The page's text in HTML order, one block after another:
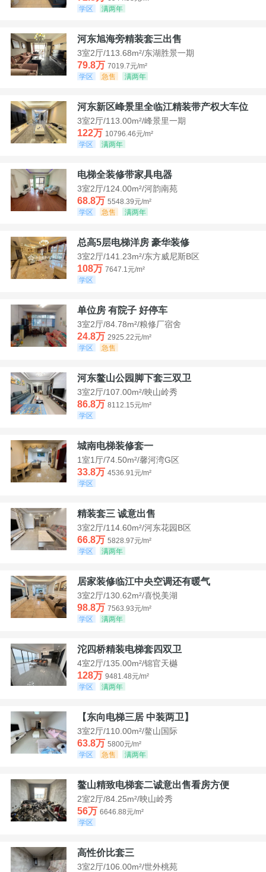
学区
满两年
河东旭海旁精装套三出售
3室2厅/113.68m²/东湖胜景一期
79.8万 7019.7元/m²
学区
急售 满两年
河东新区峰景里全临江精装带产权大车位
3室2厅/113.00m²/峰景里一期
122万 10796.46元/m²
学区
满两年
电梯全装修带家具电器
3室2厅/124.00m²/河韵南苑
68.8万 5548.39元/m²
学区
急售 满两年
总高5层电梯洋房 豪华装修
3室2厅/141.23m²/东方威尼斯B区
108万 7647.1元/m²
学区
单位房 有院子 好停车
3室2厅/84.78m²/粮修厂宿舍
24.8万 2925.22元/m²
学区
急售
河东鳌山公园脚下套三双卫
3室2厅/107.00m²/映山岭秀
86.8万 8112.15元/m²
学区
城南电梯装修套一
1室1厅/74.50m²/馨河湾G区
33.8万 4536.91元/m²
学区
精装套三 诚意出售
3室2厅/114.60m²/河东花园B区
66.8万 5828.97元/m²
学区
满两年
居家装修临江中央空调还有暖气
3室2厅/130.62m²/喜悦美湖
98.8万 7563.93元/m²
学区
满两年
沱四桥精装电梯套四双卫
4室2厅/135.00m²/锦官天樾
128万 9481.48元/m²
学区
满两年
【东向电梯三居 中装两卫】
3室2厅/110.00m²/鳌山国际
63.8万 5800元/m²
学区
急售 满两年
鳌山精致电梯套二诚意出售看房方便
2室2厅/84.25m²/映山岭秀
56万 6646.88元/m²
学区
高性价比套三
3室2厅/106.00m²/世外桃苑